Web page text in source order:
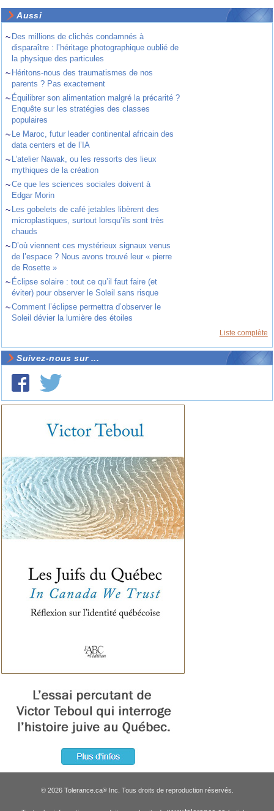
Aussi
~ Des millions de clichés condamnés à
disparaître : l’héritage photographique oublié de
la physique des particules
~ Héritons-nous des traumatismes de nos
parents ? Pas exactement
~ Équilibrer son alimentation malgré la précarité ?
Enquête sur les stratégies des classes
populaires
~ Le Maroc, futur leader continental africain des
data centers et de l’IA
~ L’atelier Nawak, ou les ressorts des lieux
mythiques de la création
~Ce que les sciences sociales doivent à
Edgar Morin
~ Les gobelets de café jetables libèrent des
microplastiques, surtout lorsqu’ils sont très
chauds
~ D’où viennent ces mystérieux signaux venus
de l’espace ? Nous avons trouvé leur « pierre
de Rosette »
~ Éclipse solaire : tout ce qu’il faut faire (et
éviter) pour observer le Soleil sans risque
~Comment l’éclipse permettra d’observer le
Soleil dévier la lumière des étoiles
Liste complète
Suivez-nous sur ...
© 2026 Tolerance.ca®Inc. Tous droits de reproduction réservés.